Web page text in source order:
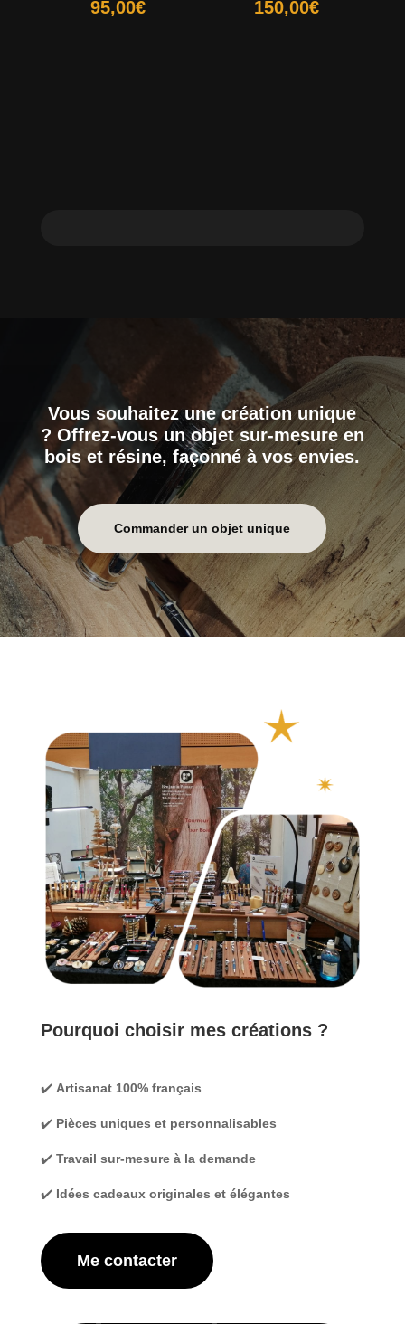
95,00€ 150,00€
Vous souhaitez une création unique
? Offrez-vous un objet sur-mesure en
bois et résine, façonné à vos envies.
Commander un objet unique
Pourquoi choisir mes créations ?
✔️ Artisanat 100% français
✔️ Pièces uniques et personnalisables
✔️ Travail sur-mesure à la demande
✔️ Idées cadeaux originales et élégantes
Me contacter